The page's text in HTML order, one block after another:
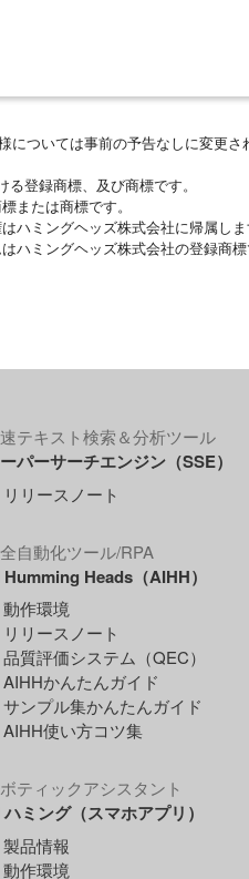
ついては事前の予告なしに変更さ
登録商標、及び商標です。
または商標です。
ミングヘッズ株式会社に帰属しま
ミングヘッズ株式会社の登録商標
テキスト検索＆分析ツール
パーサーチエンジン（SSE）
リリースノート
自動化ツール/RPA
Heads（AIHH）
動作環境
リリースノート
品質評価システム（QEC）
AIHHかんたんガイド
サンプル集かんたんガイド
AIHH使い方コツ集
ティックアシスタント
ミング（スマホアプリ）
製品情報
動作環境